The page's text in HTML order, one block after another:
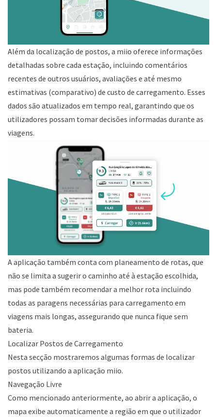
Além da localização de postos, a miio oferece informações
detalhadas sobre cada estação, incluindo comentários
recentes de outros usuários, avaliações e até mesmo
estimativas (comparativo) de custo de carregamento. Esses
dados são atualizados em tempo real, garantindo que os
utilizadores possam tomar decisões informadas durante as
viagens.
A aplicação também conta com planeamento de rotas, que
não se limita a sugerir o caminho até à estação escolhida,
mas pode também recomendar a melhor rota incluindo
todas as paragens necessárias para carregamento em
viagens mais longas, assegurando que nunca fique sem
bateria.
Localizar Postos de Carregamento
Nesta secção mostraremos algumas formas de localizar
postos utilizando a aplicação miio.
Navegação Livre
Como mencionado anteriormente, ao abrir a aplicação, o
mapa exibe automaticamente a região em que o utilizador